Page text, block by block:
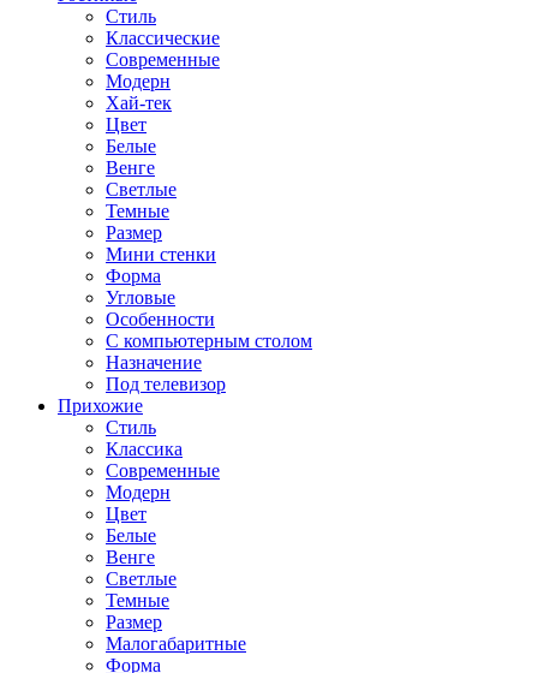
Стиль
Классические
Современные
Модерн
Хай-тек
Цвет
Белые
Венге
Светлые
Темные
Размер
Мини стенки
Форма
Угловые
Особенности
С компьютерным столом
Назначение
Под телевизор
Прихожие
Стиль
Классика
Современные
Модерн
Цвет
Белые
Венге
Светлые
Темные
Размер
Малогабаритные
Форма